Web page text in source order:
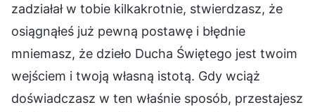
zadziałał w tobie kilkakrotnie, stwierdzasz, że
osiągnąłeś już pewną postawę i błędnie
mniemasz, że dzieło Ducha Świętego jest twoim
wejściem i twoją własną istotą. Gdy wciąż
doświadczasz w ten właśnie sposób, przestajesz